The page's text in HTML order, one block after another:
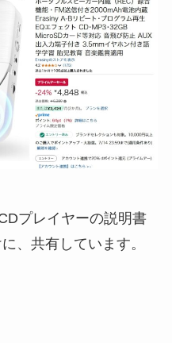
プレイヤーの説明書
、共有しています。